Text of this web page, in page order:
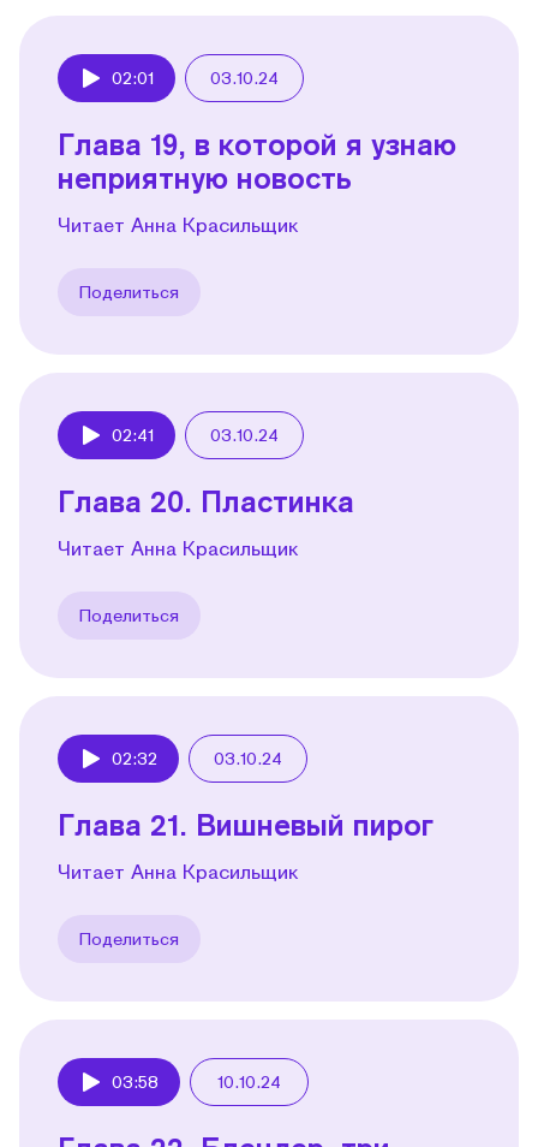
02:01 03.10.24
Глава 19, в которой я узнаю
неприятную новость
Читает Анна Красильщик
Поделиться
02:41 03.10.24
Глава 20. Пластинка
Читает Анна Красильщик
Поделиться
02:32 03.10.24
Глава 21. Вишневый пирог
Читает Анна Красильщик
Поделиться
03:58 10.10.24